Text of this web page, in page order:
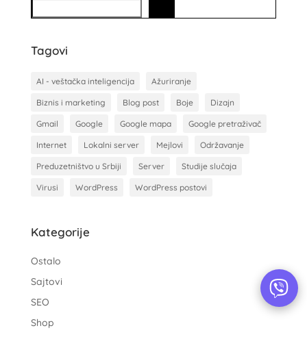
e
r
Tagovi
AI - veštačka inteligencija Ažuriranje
Biznis i marketing Blog post Boje Dizajn
Gmail Google Google mapa Google pretraživač
Internet Lokalni server Mejlovi Održavanje
Preduzetništvo u Srbiji Server Studije slučaja
Virusi WordPress WordPress postovi
Kategorije
Ostalo
Sajtovi
SEO
Shop